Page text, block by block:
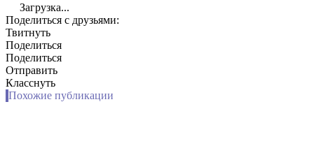
Загрузка...
Поделиться с друзьями:
Твитнуть
Поделиться
Поделиться
Отправить
Класснуть
Похожие публикации